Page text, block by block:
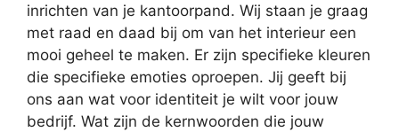
inrichten van je kantoorpand. Wij staan je graag
met raad en daad bij om van het interieur een
mooi geheel te maken. Er zijn specifieke kleuren
die specifieke emoties oproepen. Jij geeft bij
ons aan wat voor identiteit je wilt voor jouw
bedrijf. Wat zijn de kernwoorden die jouw